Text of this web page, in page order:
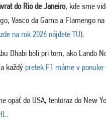
do Rio de Janeiro, kde sme
Vasco da Gama a Flamengo
na rok 2026 nájdete TU).
Dhabi boli pri tom, ako Lando
každý pretek F1 máme v
opäť do USA, tentoraz do New